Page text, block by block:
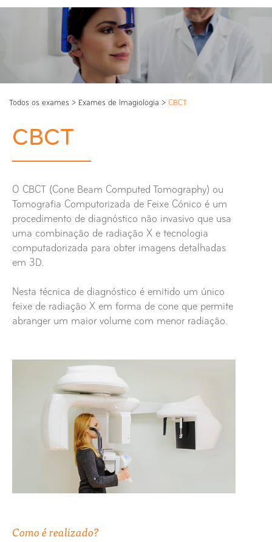
Todos os exames > Exames de Imagiologia > CBCT
CBCT
O CBCT (Cone Beam Computed Tomography) ou
Tomografia Computorizada de Feixe Cónico é um
procedimento de diagnóstico não invasivo que usa
uma combinação de radiação X e tecnologia
computadorizada para obter imagens detalhadas
em 3D.
Nesta técnica de diagnóstico é emitido um único
feixe de radiação X em forma de cone que permite
abranger um maior volume com menor radiação.
Como é realizado?